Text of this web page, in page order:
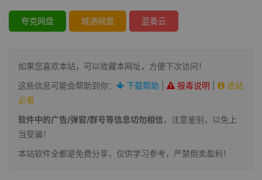
夸克网盘 城通网盘 蓝奏云
如果您喜欢本站，可以收藏本网址，方便下次访问！
这些信息可能会帮助到你：
下载帮助 报毒说明
进站
必看
软件中的广告/弹窗/群号等信息切勿相信，注意鉴别，以免上
当受骗！
本站软件全都是免费分享，仅供学习参考，严禁倒卖盈利！